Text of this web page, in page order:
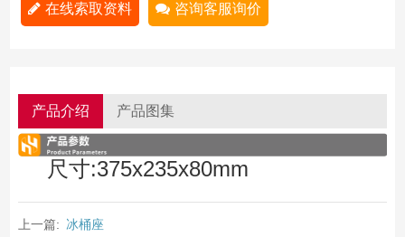
在线索取资料 咨询客服询价
产品介绍 产品图集
尺寸:375x235x80mm
上一篇: 冰桶座